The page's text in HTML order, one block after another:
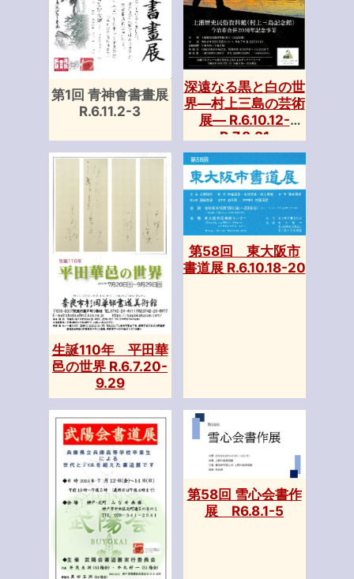
第1回 青神㑹書畫展
R.6.11.2-3
深遠なる黒と白の世
界―村上三島の芸術
展― R.6.10.12-
R.7.8.31
生誕110年 平田華
邑の世界 R.6.7.20-
9.29
第58回 東大阪市
書道展 R.6.10.18-20
第58回 雪心会書作
展 R6.8.1-5